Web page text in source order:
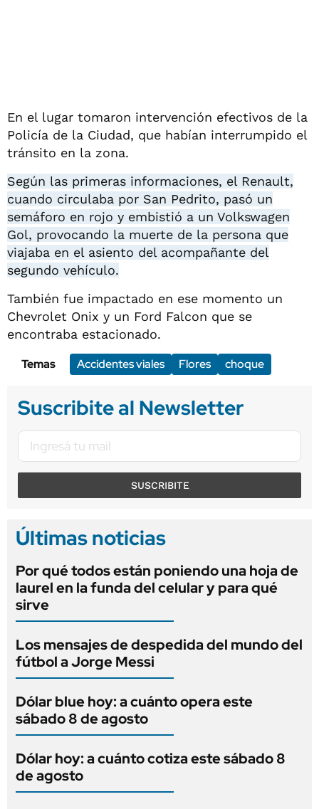
En el lugar tomaron intervención efectivos de la
Policía de la Ciudad, que habían interrumpido el
tránsito en la zona.
Según las primeras informaciones, el Renault,
cuando circulaba por San Pedrito, pasó un
semáforo en rojo y embistió a un Volkswagen
Gol, provocando la muerte de la persona que
viajaba en el asiento del acompañante del
segundo vehículo.
También fue impactado en ese momento un
Chevrolet Onix y un Ford Falcon que se
encontraba estacionado.
Temas
Accidentes viales Flores choque
Suscribite al Newsletter
SUSCRIBITE
Últimas noticias
Por qué todos están poniendo una hoja de
laurel en la funda del celular y para qué
sirve
Los mensajes de despedida del mundo del
fútbol a Jorge Messi
Dólar blue hoy: a cuánto opera este
sábado 8 de agosto
Dólar hoy: a cuánto cotiza este sábado 8
de agosto